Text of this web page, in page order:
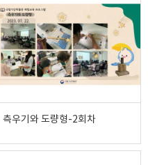
측우기와 도량형-2회차